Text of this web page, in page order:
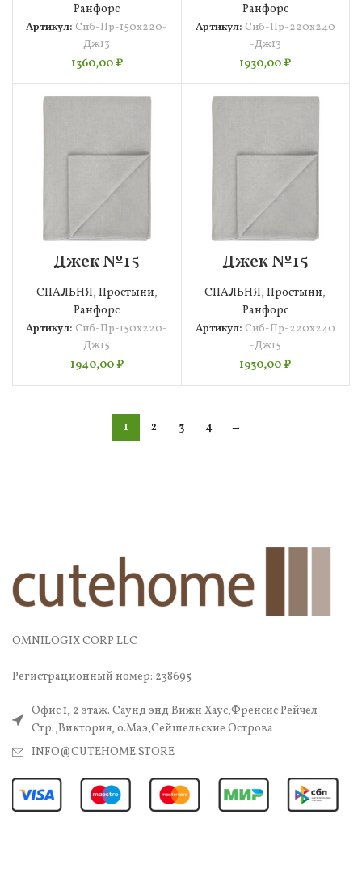
Ранфорс
Артикул: Сиб-Пр-150х220-
Дж13
1360,00₽
Ранфорс
Артикул: Сиб-Пр-220х240
-Дж13
1930,00₽
Джек №15
Простыня
150х220 Siberia
СПАЛЬНЯ, Простыни,
Ранфорс
Артикул: Сиб-Пр-150х220-
Дж15
1940,00₽
Джек №15
Простыня
220х240 Siberia
СПАЛЬНЯ,Простыни,
Ранфорс
Артикул: Сиб-Пр-220х240
-Дж15
1930,00₽
1 2 3 4 →
OMNILOGIX CORP LLC
Регистрационный номер: 238695
Офис 1, 2 этаж. Саунд энд Вижн Хаус,Френсис Рейчел
Стр.,Виктория, о.Маэ,Сейшельские Острова
INFO@CUTEHOME.STORE